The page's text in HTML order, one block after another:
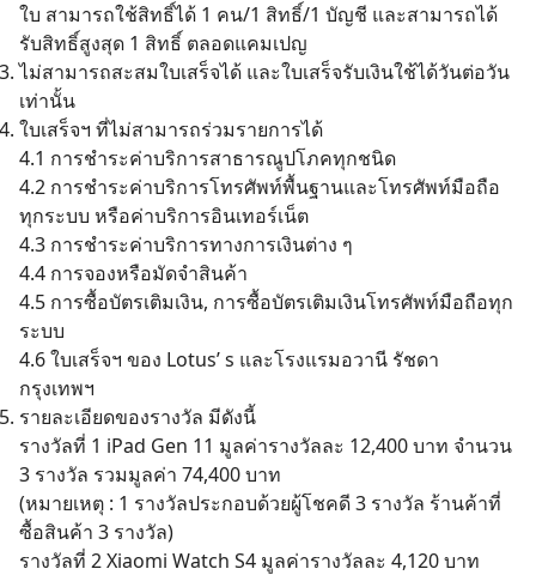
ใบ สามารถใช้สิทธิ์ได้ 1 คน/1 สิทธิ์/1 บัญชี และสามารถได้
รับสิทธิ์สูงสุด 1 สิทธิ์ ตลอดแคมเปญ
ไม่สามารถสะสมใบเสร็จได้ และใบเสร็จรับเงินใช้ได้วันต่อวัน
เท่านั้น
ใบเสร็จฯ ที่ไม่สามารถร่วมรายการได้
4.1 การชำระค่าบริการสาธารณูปโภคทุกชนิด
4.2 การชำระค่าบริการโทรศัพท์พื้นฐานและโทรศัพท์มือถือ
ทุกระบบ หรือค่าบริการอินเทอร์เน็ต
4.3 การชำระค่าบริการทางการเงินต่าง ๆ
4.4 การจองหรือมัดจำสินค้า
4.5 การซื้อบัตรเติมเงิน, การซื้อบัตรเติมเงินโทรศัพท์มือถือทุก
ระบบ
4.6 ใบเสร็จฯ ของ Lotus’ s และโรงแรมอวานี รัชดา
กรุงเทพฯ
รายละเอียดของรางวัล มีดังนี้
รางวัลที่ 1 iPad Gen 11 มูลค่ารางวัลละ 12,400 บาท จำนวน
3 รางวัล รวมมูลค่า 74,400 บาท
(หมายเหตุ : 1 รางวัลประกอบด้วยผู้โชคดี 3 รางวัล ร้านค้าที่
ซื้อสินค้า 3 รางวัล)
รางวัลที่ 2 Xiaomi Watch S4 มูลค่ารางวัลละ 4,120 บาท